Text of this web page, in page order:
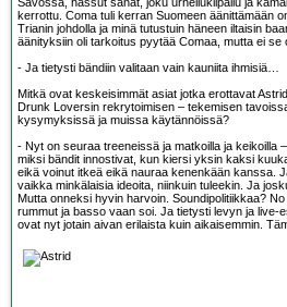
Savossa, hassut sanat, joku urheilukilpailu ja
kerrottu. Coma tuli kerran Suomeen äänittämään
Trianin johdolla ja minä tutustuin häneen iltaisin
äänityksiin oli tarkoitus pyytää Comaa, mutta ei se
- Ja tietysti bändiin valitaan vain kauniita ihmisiä…
Mitkä ovat keskeisimmät asiat jotka erottavat
Drunk Loversin rekrytoimisen – tekemisen
kysymyksissä ja muissa käytännöissä?
- Nyt on seuraa treeneissä ja matkoilla ja keikoilla
miksi bändit innostivat, kun kiersi yksin kaksi
eikä voinut itkeä eikä nauraa kenenkään kanssa.
vaikka minkälaisia ideoita, niinkuin tuleekin. Ja
Mutta onneksi hyvin harvoin. Soundipolitiikkaa?
rummut ja basso vaan soi. Ja tietysti levyn ja live-
ovat nyt jotain aivan erilaista kuin aikaisemmin.